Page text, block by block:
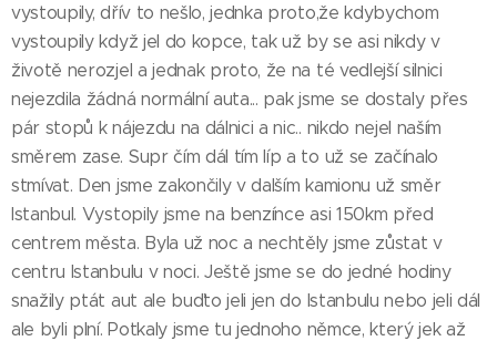
vystoupily, dřív to nešlo, jednka proto,že kdybychom
vystoupily když jel do kopce, tak už by se asi nikdy v
životě nerozjel a jednak proto, že na té vedlejší silnici
nejezdila žádná normální auta... pak jsme se dostaly přes
pár stopů k nájezdu na dálnici a nic.. nikdo nejel naším
směrem zase. Supr čím dál tím líp a to už se začínalo
stmívat. Den jsme zakončily v dalším kamionu už směr
Istanbul. Vystopily jsme na benzínce asi 150km před
centrem města. Byla už noc a nechtěly jsme zůstat v
centru Istanbulu v noci. Ještě jsme se do jedné hodiny
snažily ptát aut ale buďto jeli jen do Istanbulu nebo jeli dál
ale byli plní. Potkaly jsme tu jednoho němce, který jek až